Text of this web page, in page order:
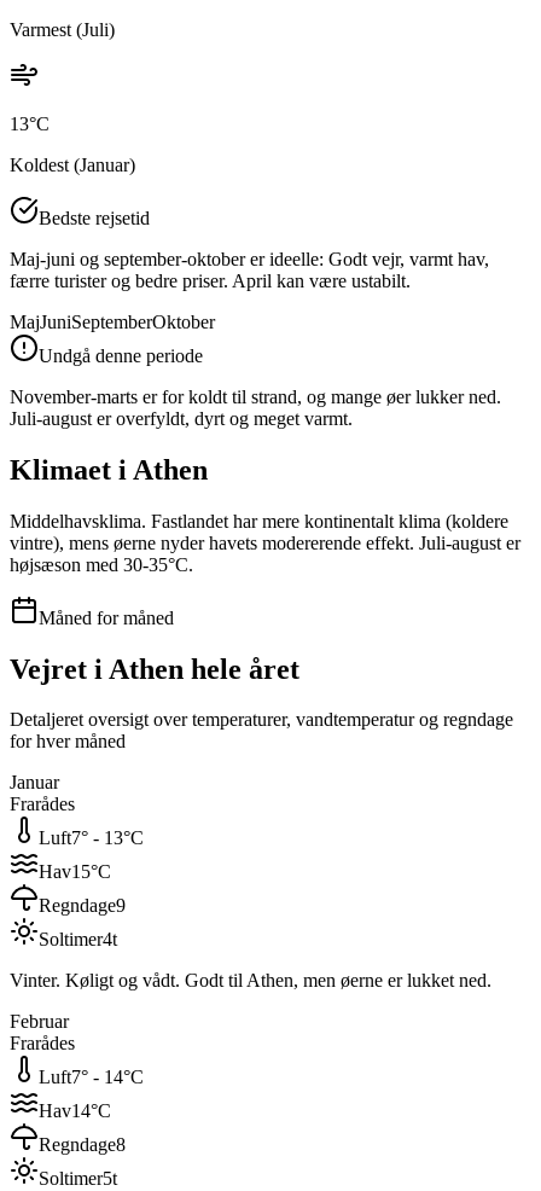
Varmest (Juli)
13°C
Koldest (Januar)
Bedste rejsetid
Maj-juni og september-oktober er ideelle: Godt vejr, varmt hav,
færre turister og bedre priser. April kan være ustabilt.
MajJuniSeptemberOktober
Undgå denne periode
November-marts er for koldt til strand, og mange øer lukker ned.
Juli-august er overfyldt, dyrt og meget varmt.
Klimaet i Athen
Middelhavsklima. Fastlandet har mere kontinentalt klima (koldere
vintre), mens øerne nyder havets modererende effekt. Juli-august er
højsæson med 30-35°C.
Måned for måned
Vejret i Athen hele året
Detaljeret oversigt over temperaturer, vandtemperatur og regndage
for hver måned
Januar
Frarådes
Luft7° - 13°C
Hav15°C
Regndage9
Soltimer4t
Vinter. Køligt og vådt. Godt til Athen, men øerne er lukket ned.
Februar
Frarådes
Luft7° - 14°C
Hav14°C
Regndage8
Soltimer5t